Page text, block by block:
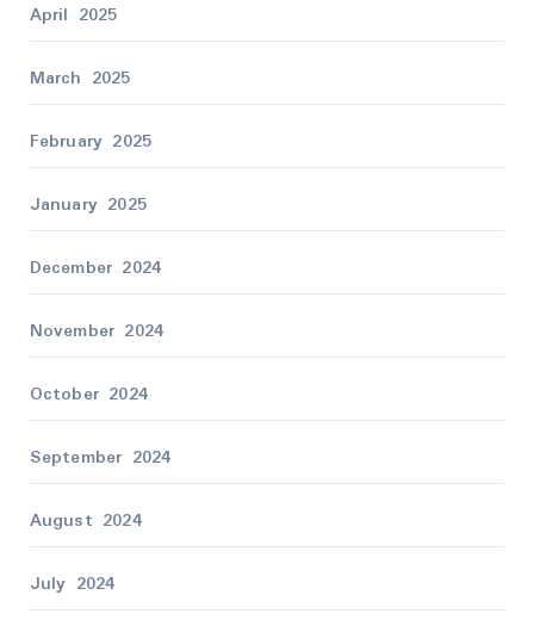
April 2025
March 2025
February 2025
January 2025
December 2024
November 2024
October 2024
September 2024
August 2024
July 2024